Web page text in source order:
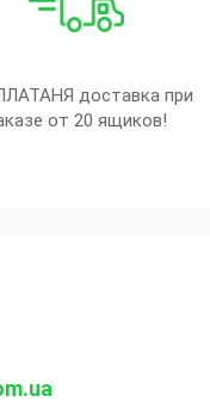
доставка при
от 20 ящиков!